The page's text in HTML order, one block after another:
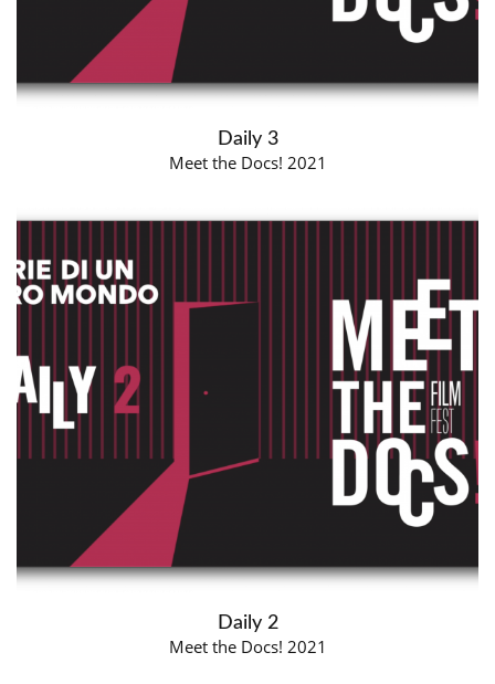
Daily 3
Meet the Docs! 2021
Daily 2
Meet the Docs! 2021